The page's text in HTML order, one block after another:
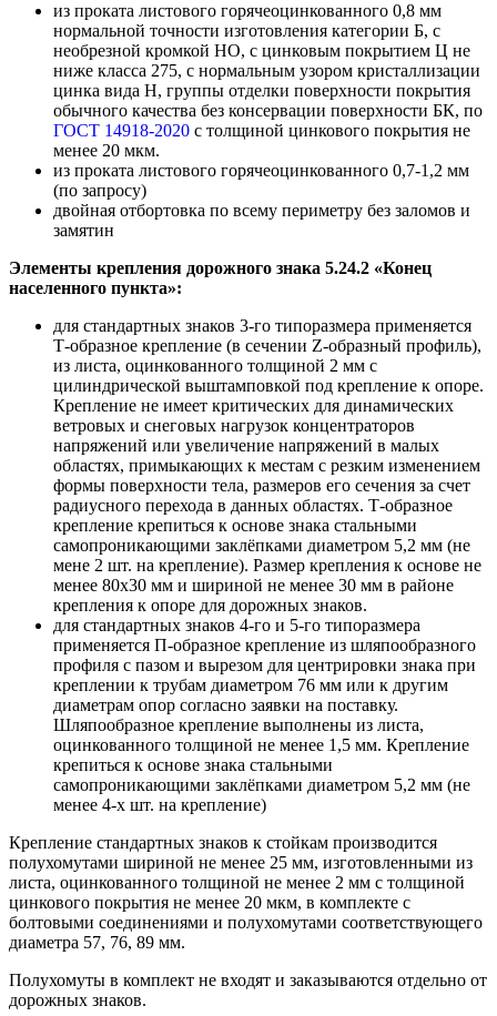
из проката листового горячеоцинкованного 0,8 мм
нормальной точности изготовления категории Б, с
необрезной кромкой НО, с цинковым покрытием Ц не
ниже класса 275, с нормальным узором кристаллизации
цинка вида Н, группы отделки поверхности покрытия
обычного качества без консервации поверхности БК, по
ГОСТ 14918-2020 с толщиной цинкового покрытия не
менее 20 мкм.
из проката листового горячеоцинкованного 0,7-1,2 мм
(по запросу)
двойная отбортовка по всему периметру без заломов и
замятин
Элементы крепления дорожного знака 5.24.2 «Конец
населенного пункта»:
для стандартных знаков 3-го типоразмера применяется
Т-образное крепление (в сечении Z-образный профиль),
из листа, оцинкованного толщиной 2 мм с
цилиндрической выштамповкой под крепление к опоре.
Крепление не имеет критических для динамических
ветровых и снеговых нагрузок концентраторов
напряжений или увеличение напряжений в малых
областях, примыкающих к местам с резким изменением
формы поверхности тела, размеров его сечения за счет
радиусного перехода в данных областях. Т-образное
крепление крепиться к основе знака стальными
самопроникающими заклёпками диаметром 5,2 мм (не
мене 2 шт. на крепление). Размер крепления к основе не
менее 80х30 мм и шириной не менее 30 мм в районе
крепления к опоре для дорожных знаков.
для стандартных знаков 4-го и 5-го типоразмера
применяется П-образное крепление из шляпообразного
профиля с пазом и вырезом для центрировки знака при
креплении к трубам диаметром 76 мм или к другим
диаметрам опор согласно заявки на поставку.
Шляпообразное крепление выполнены из листа,
оцинкованного толщиной не менее 1,5 мм. Крепление
крепиться к основе знака стальными
самопроникающими заклёпками диаметром 5,2 мм (не
менее 4-х шт. на крепление)
Крепление стандартных знаков к стойкам производится
полухомутами шириной не менее 25 мм, изготовленными из
листа, оцинкованного толщиной не менее 2 мм с толщиной
цинкового покрытия не менее 20 мкм, в комплекте с
болтовыми соединениями и полухомутами соответствующего
диаметра 57, 76, 89 мм.
Полухомуты в комплект не входят и заказываются отдельно от
дорожных знаков.